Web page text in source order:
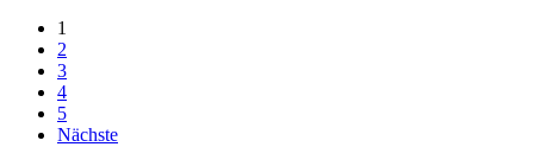
1
2
3
4
5
Nächste